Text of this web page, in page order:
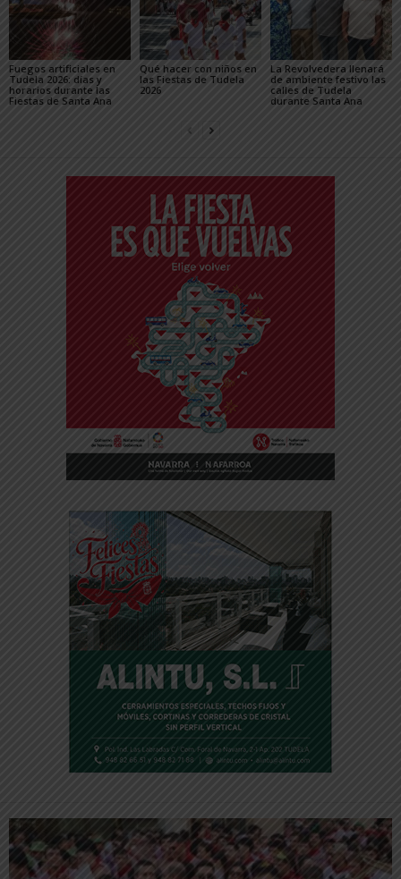
Fuegos artificiales en
Tudela 2026: días y
horarios durante las
Fiestas de Santa Ana
Qué hacer con niños en
las Fiestas de Tudela
2026
La Revolvedera llenará
de ambiente festivo las
calles de Tudela
durante Santa Ana